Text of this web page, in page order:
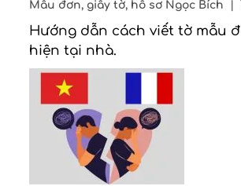
Mẫu đơn, giấy tờ, hồ sơ Ngọc Bích
Hướng dẫn cách viết tờ mẫu
hiện tại nhà.